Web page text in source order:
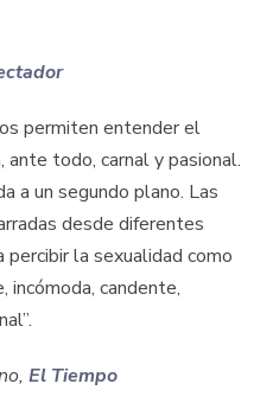
permiten entender el
ante todo, carnal y pasional.
a un segundo plano. Las
desde diferentes
la sexualidad como
incómoda, candente,
El Tiempo